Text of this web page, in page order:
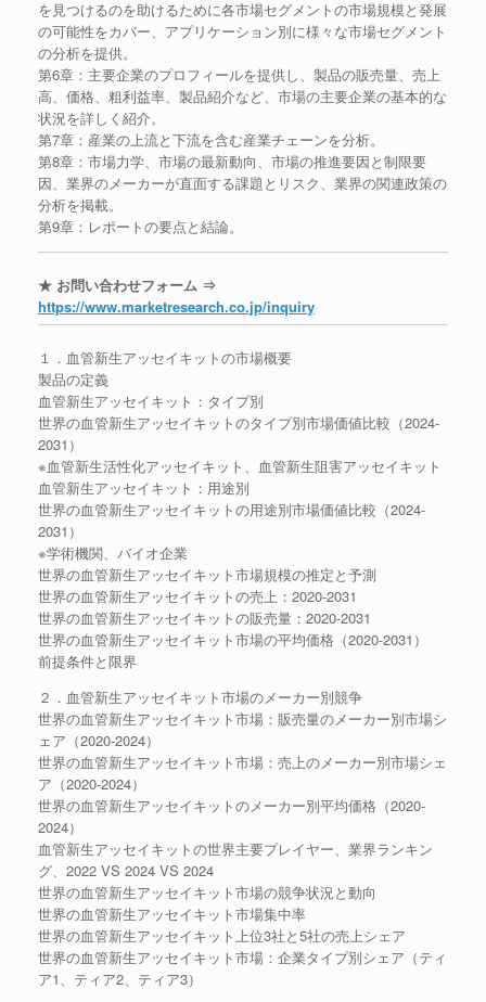
を見つけるのを助けるために各市場セグメントの市場規模と発展
の可能性をカバー、アプリケーション別に様々な市場セグメント
の分析を提供。
第6章：主要企業のプロフィールを提供し、製品の販売量、売上
高、価格、粗利益率、製品紹介など、市場の主要企業の基本的な
状況を詳しく紹介。
第7章：産業の上流と下流を含む産業チェーンを分析。
第8章：市場力学、市場の最新動向、市場の推進要因と制限要
因、業界のメーカーが直面する課題とリスク、業界の関連政策の
分析を掲載。
第9章：レポートの要点と結論。
★ お問い合わせフォーム ⇒
https://www.marketresearch.co.jp/inquiry
１．血管新生アッセイキットの市場概要
製品の定義
血管新生アッセイキット：タイプ別
世界の血管新生アッセイキットのタイプ別市場価値比較（2024-
2031）
※血管新生活性化アッセイキット、血管新生阻害アッセイキット
血管新生アッセイキット：用途別
世界の血管新生アッセイキットの用途別市場価値比較（2024-
2031）
※学術機関、バイオ企業
世界の血管新生アッセイキット市場規模の推定と予測
世界の血管新生アッセイキットの売上：2020-2031
世界の血管新生アッセイキットの販売量：2020-2031
世界の血管新生アッセイキット市場の平均価格（2020-2031）
前提条件と限界
２．血管新生アッセイキット市場のメーカー別競争
世界の血管新生アッセイキット市場：販売量のメーカー別市場シ
ェア（2020-2024）
世界の血管新生アッセイキット市場：売上のメーカー別市場シェ
ア（2020-2024）
世界の血管新生アッセイキットのメーカー別平均価格（2020-
2024）
血管新生アッセイキットの世界主要プレイヤー、業界ランキン
グ、2022 VS 2024 VS 2024
世界の血管新生アッセイキット市場の競争状況と動向
世界の血管新生アッセイキット市場集中率
世界の血管新生アッセイキット上位3社と5社の売上シェア
世界の血管新生アッセイキット市場：企業タイプ別シェア（ティ
ア1、ティア2、ティア3）